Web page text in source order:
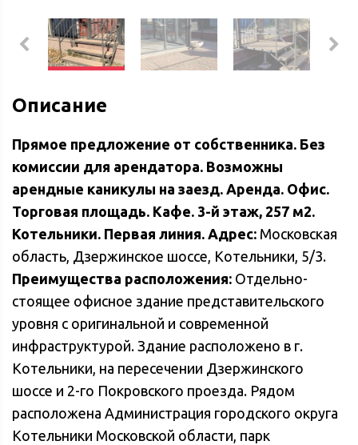
Описание
Прямое предложение от собственника. Без
комиссии для арендатора. Возможны
арендные каникулы на заезд. Аренда. Офис.
Торговая площадь. Кафе. 3-й этаж, 257 м2.
Котельники. Первая линия. Адрес: Московская
область, Дзержинское шоссе, Котельники, 5/3.
Преимущества расположения: Отдельно-
стоящее офисное здание представительского
уровня с оригинальной и современной
инфраструктурой. Здание расположено в г.
Котельники, на пересечении Дзержинского
шоссе и 2-го Покровского проезда. Рядом
расположена Администрация городского округа
Котельники Московской области, парк